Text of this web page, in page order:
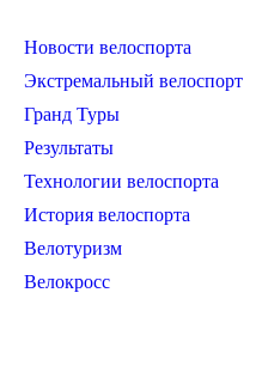
Новости велоспорта
Экстремальный велоспорт
Гранд Туры
Результаты
Технологии велоспорта
История велоспорта
Велотуризм
Велокросс